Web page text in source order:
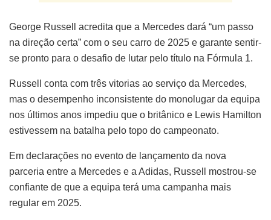
George Russell acredita que a Mercedes dará “um passo
na direção certa” com o seu carro de 2025 e garante sentir-
se pronto para o desafio de lutar pelo título na Fórmula 1.
Russell conta com três vitorias ao serviço da Mercedes,
mas o desempenho inconsistente do monolugar da equipa
nos últimos anos impediu que o britânico e Lewis Hamilton
estivessem na batalha pelo topo do campeonato.
Em declarações no evento de lançamento da nova
parceria entre a Mercedes e a Adidas, Russell mostrou-se
confiante de que a equipa terá uma campanha mais
regular em 2025.